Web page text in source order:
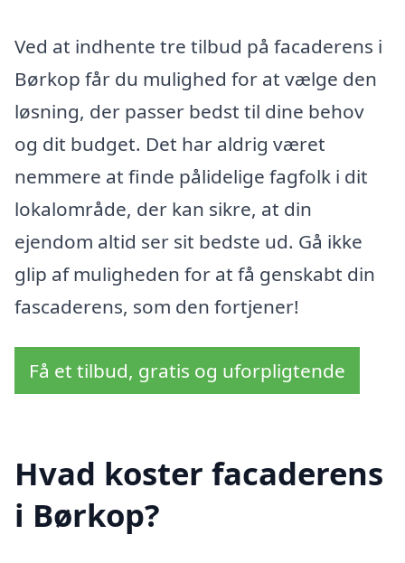
Ved at indhente tre tilbud på facaderens i
Børkop får du mulighed for at vælge den
løsning, der passer bedst til dine behov
og dit budget. Det har aldrig været
nemmere at finde pålidelige fagfolk i dit
lokalområde, der kan sikre, at din
ejendom altid ser sit bedste ud. Gå ikke
glip af muligheden for at få genskabt din
fascaderens, som den fortjener!
Få et tilbud, gratis og uforpligtende
Hvad koster facaderens
i Børkop?